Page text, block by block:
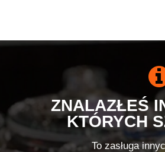
ZNALAZŁEŚ
KTÓRYCH
To zasługa